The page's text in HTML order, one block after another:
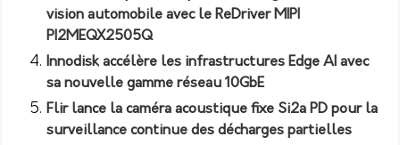
vision automobile avec le ReDriver MIPI
PI2MEQX2505Q
Innodisk accélère les infrastructures Edge AI avec
sa nouvelle gamme réseau 10GbE
Flir lance la caméra acoustique fixe Si2a PD pour la
surveillance continue des décharges partielles